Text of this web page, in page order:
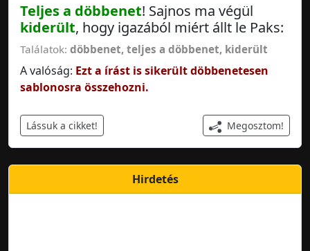
Teljes a döbbenet! Sajnos ma végül
kiderült, hogy igazából miért állt le Paks:
Találatok: döbbenet, teljes a döbbenet, kiderült
A valóság: Ezt a írást is sikerült döbbenetesen
sablonosra összehozni.
Lássuk a cikket! Megosztom!
Hirdetés